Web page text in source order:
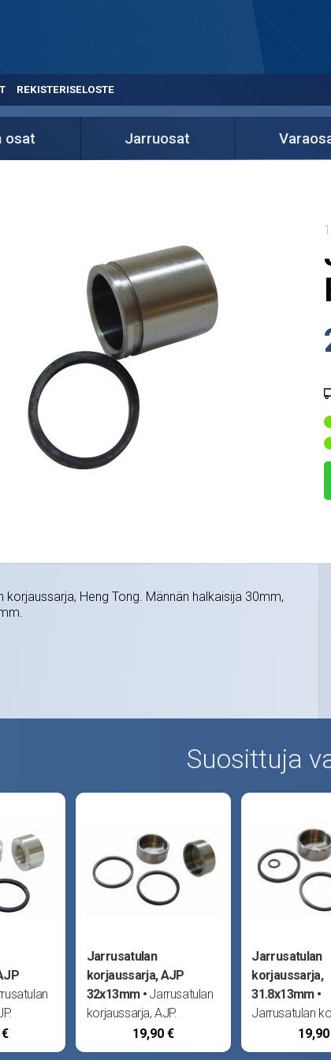
REKISTERISELOSTE
osat Jarruosat
korjaussarja, Heng Tong. Männän halkaisija 30mm,
Suosittuja
25mm,
Jarrusatulan
korjaussarja, AJP
32x13mm
Jarrusatulan
korjaussarja, AJP.
Männän halkaisija 32mm,
korkeus 13mm.
19,90 €
Jarrusatulan
korjaussarja,
31.8x13mm
Jarrusatulan
Männän
31.8mm,